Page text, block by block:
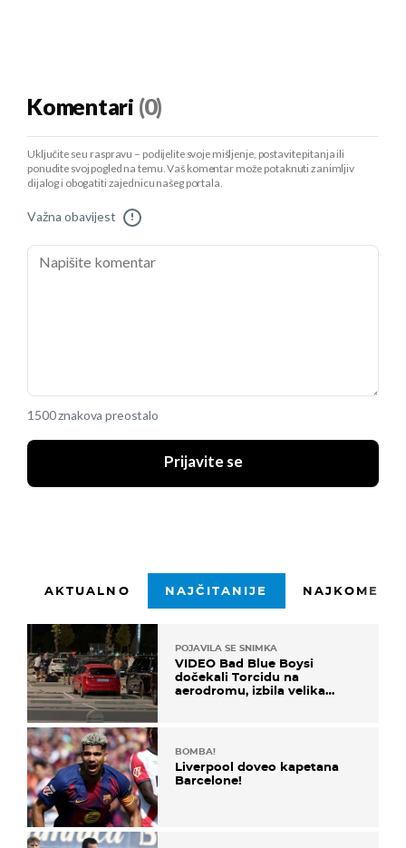
Komentari (0)
Uključite se u raspravu – podijelite svoje mišljenje, postavite pitanja ili
ponudite svoj pogled na temu. Vaš komentar može potaknuti zanimljiv
dijalog i obogatiti zajednicu našeg portala.
Važna obavijest !
1500 znakova preostalo
Prijavite se
AKTUALNO NAJČITANIJE
POJAVILA SE SNIMKA
VIDEO Bad Blue Boysi
dočekali Torcidu na
aerodromu, izbila velika
BOMBA!
Liverpool doveo kapetana
Barcelone!